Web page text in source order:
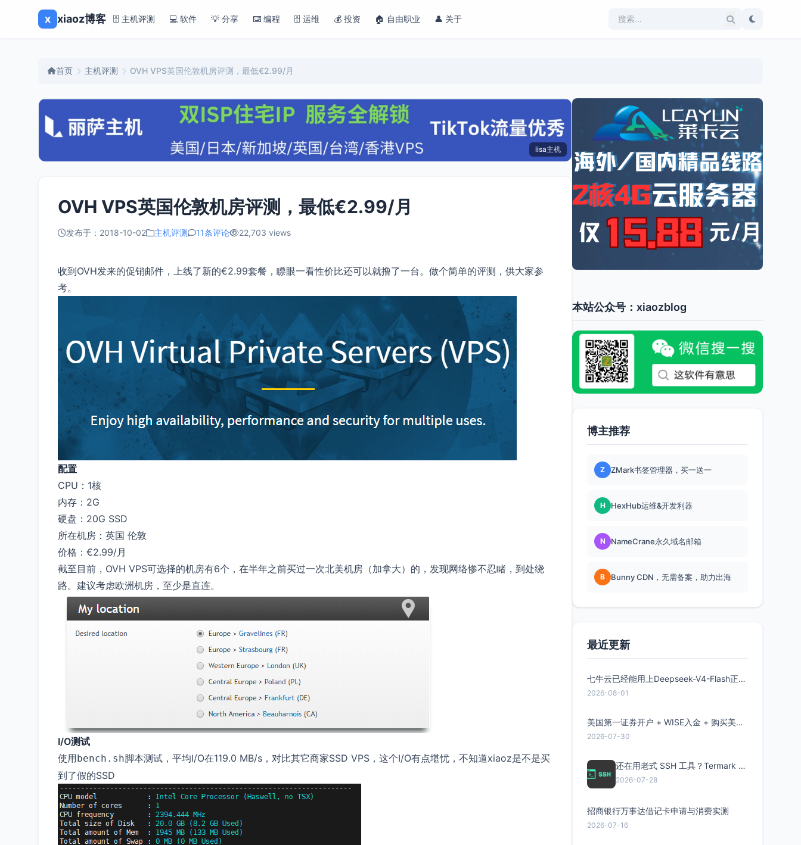
x xiaoz博客 🗄️ 主机评测 💻 软件 💡 分享 ⌨️ 编程 🗄️ 运维 💰 投资 🏠 自由职业 👤 关于
首页 主机评测 OVH VPS英国伦敦机房评测，最低€2.99/月
lisa主机
OVH VPS英国伦敦机房评测，最低€2.99/月
发布于：2018-10-02 主机评测 11条评论 22,703 views
收到OVH发来的促销邮件，上线了新的€2.99套餐，瞟眼一看性价比还可以就撸了一台。做个简单的评测，供大家参
考。
配置
CPU：1核
内存：2G
硬盘：20G SSD
所在机房：英国 伦敦
价格：€2.99/月
截至目前，OVH VPS可选择的机房有6个，在半年之前买过一次北美机房（加拿大）的，发现网络惨不忍睹，到处绕
路。建议考虑欧洲机房，至少是直连。
I/O测试
使用bench.sh脚本测试，平均I/O在119.0 MB/s，对比其它商家SSD VPS，这个I/O有点堪忧，不知道xiaoz是不是买
到了假的SSD
本站公众号：xiaozblog
博主推荐
Z ZMark书签管理器，买一送一
H HexHub运维&开发利器
N NameCrane永久域名邮箱
B Bunny CDN，无需备案，助力出海
最近更新
七牛云已经能用上Deepseek-V4-Flash正式版了，点此领取300万Token
2026-08-01
美国第一证券开户 + WISE入金 + 购买美股全流程分享
2026-07-30
还在用老式 SSH 工具？Termark 新一代跨平台智能SSH客户端了解一下
2026-07-28
招商银行万事达借记卡申请与消费实测
2026-07-16